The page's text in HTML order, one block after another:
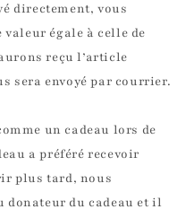
directement, vous
valeur égale à celle de
reçu l’article
sera envoyé par courrier.
un cadeau lors de
a préféré recevoir
plus tard, nous
donateur du cadeau et il